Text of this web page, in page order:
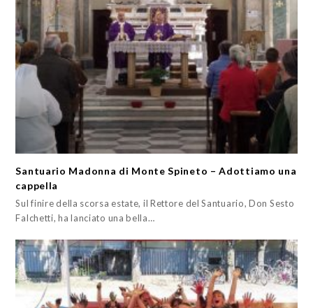
Santuario Madonna di Monte Spineto – Adottiamo una
cappella
Sul finire della scorsa estate, il Rettore del Santuario, Don Sesto
Falchetti, ha lanciato una bella…